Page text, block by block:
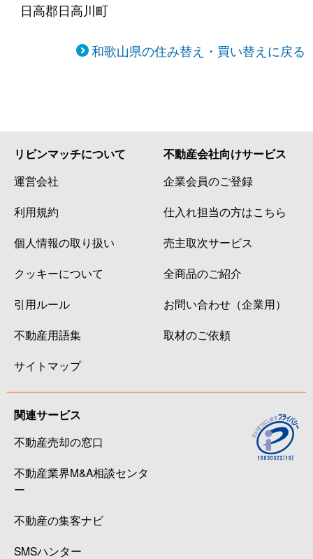
日高郡日高川町
和歌山県の住み替え・買い替えに戻る
リビンマッチについて
運営会社
利用規約
個人情報の取り扱い
クッキーについて
引用ルール
不動産用語集
サイトマップ
不動産会社向けサービス
企業会員のご登録
仕入れ担当の方はこちら
売主取次サービス
全商品のご紹介
お問い合わせ（企業用）
取材のご依頼
関連サービス
不動産売却の窓口
不動産業界M&A相談センタ
ー
不動産の集客ナビ
SMSハンター